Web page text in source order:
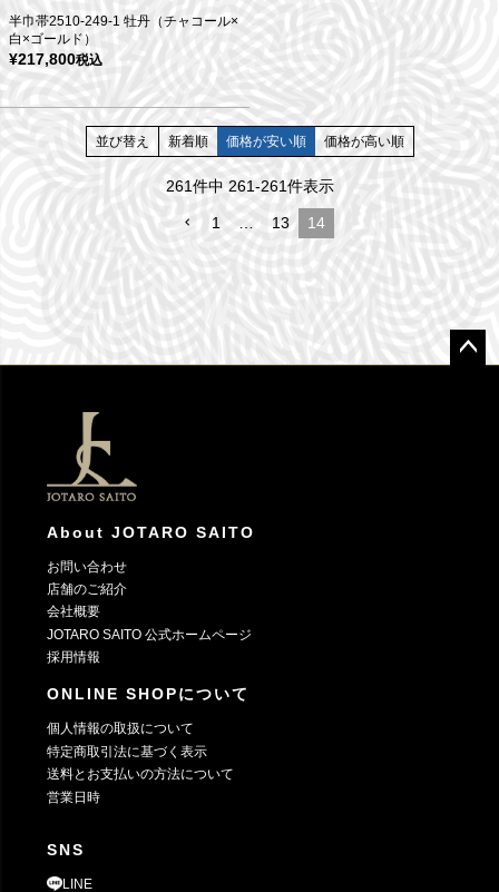
半巾帯2510-249-1 牡丹（チャコール×
白×ゴールド）
¥217,800税込
並び替え 新着順 価格が安い順 価格が高い順
261件中 261-261件表示
1 … 13 14
About JOTARO SAITO
お問い合わせ
店舗のご紹介
会社概要
JOTARO SAITO 公式ホームページ
採用情報
ONLINE SHOPについて
個人情報の取扱について
特定商取引法に基づく表示
送料とお支払いの方法について
営業日時
SNS
LINE